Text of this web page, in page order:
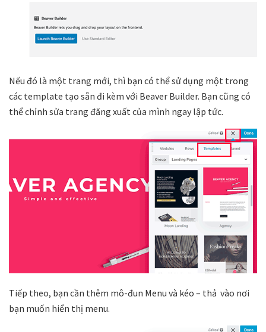
Nếu đó là một trang mới, thì bạn có thể sử dụng một trong
các template tạo sẵn đi kèm với Beaver Builder. Bạn cũng có
thể chỉnh sửa trang đăng xuất của mình ngay lập tức.
Tiếp theo, bạn cần thêm mô-đun Menu và kéo – thả vào nơi
bạn muốn hiển thị menu.